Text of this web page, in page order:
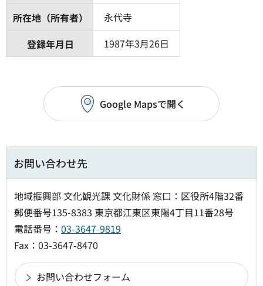
所在地（所有者）
永代寺
登録年月日
1987年3月26日
Google Mapsで開く
お問い合わせ先
地域振興部 文化観光課 文化財係 窓口：区役所4階32番
郵便番号135-8383 東京都江東区東陽4丁目11番28号
電話番号： 03-3647-9819
Fax：03-3647-8470